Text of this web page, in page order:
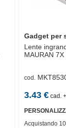
Gadget per
Lente
MAURAN 7X
cod.
3.43€ cad.
Acquistando